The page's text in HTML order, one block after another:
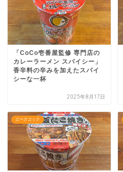
「CoCo壱番屋監修 専門店の
カレーラーメン スパイシー」
香辛料の辛みを加えたスパイ
シーな一杯
2025年8月17日
エースコック